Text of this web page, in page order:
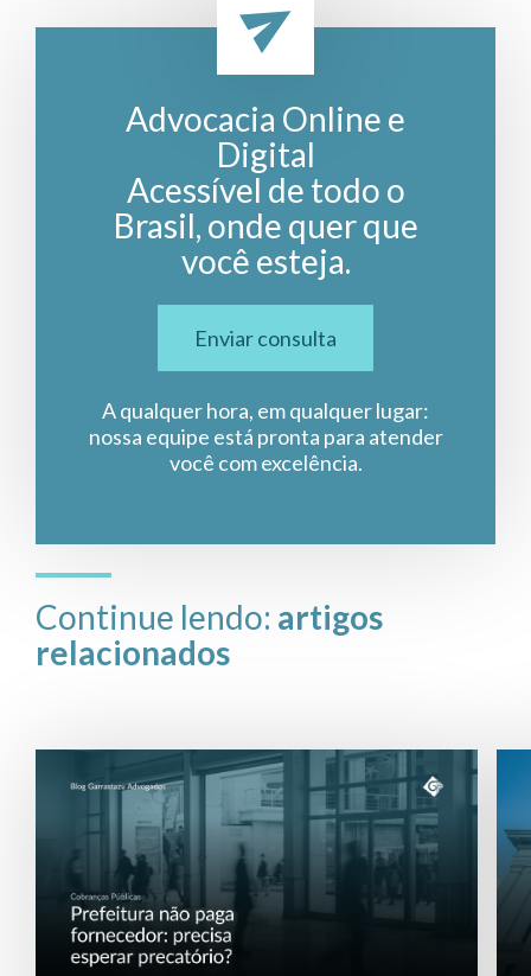
Advocacia Online e
Digital
Acessível de todo o
Brasil, onde quer que
você esteja.
Enviar consulta
A qualquer hora, em qualquer lugar:
nossa equipe está pronta para atender
você com excelência.
Continue lendo: artigos
relacionados